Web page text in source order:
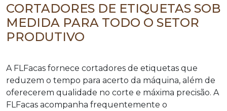
CORTADORES DE ETIQUETAS SOB
MEDIDA PARA TODO O SETOR
PRODUTIVO
A FLFacas fornece cortadores de etiquetas que
reduzem o tempo para acerto da máquina, além de
oferecerem qualidade no corte e máxima precisão. A
FLFacas acompanha frequentemente o